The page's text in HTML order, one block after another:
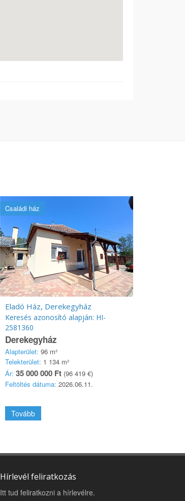
Családi ház
Eladó Ház, Derekegyház
Keresés azonosító alapján: HI-
2581360
Derekegyház
Alapterület: 96 m²
Telekterület: 1 134 m²
Ár: 35 000 000 Ft(96 419 €)
Feltöltés dátuma: 2026.06.11.
Tovább
Hírlevél feliratkozás
Itt tud feliratkozni a hírlevélre.